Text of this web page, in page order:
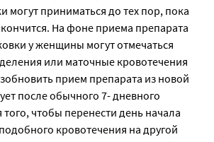
могут приниматься до тех пор, пока
На фоне приема препарата
у женщины могут отмечаться
или маточные кровотечения
прием препарата из новой
после обычного 7- дневного
чтобы перенести день начала
кровотечения на другой